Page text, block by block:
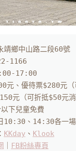
鄉中山路二段60號
1166
17:00
元、優待票$280元
元（可折抵$50元
下兒童免費
10:30、14:30各一場
KKday 、 Klook
FB粉絲專頁